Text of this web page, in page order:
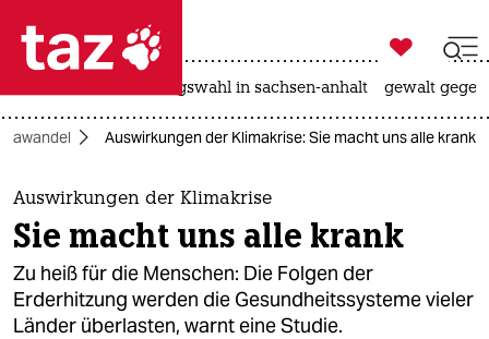
 taz zahl ich
taz zahl ich
themen
politik
öko

taz zahl ich
landtagswahl in sachsen-anhalt gewalt
Auswirkungen der Klimakrise: Sie macht uns alle krank
Auswirkungen der Klimakrise
Sie macht uns alle krank
Zu heiß für die Menschen: Die Folgen der
Erderhitzung werden die Gesundheitssysteme vieler
Länder überlasten, warnt eine Studie.